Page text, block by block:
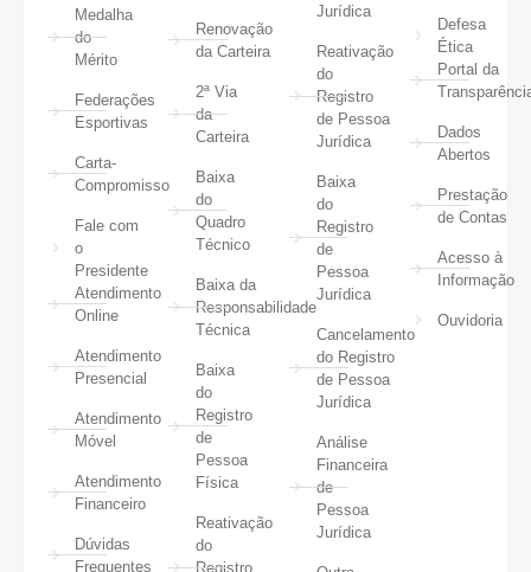
Medalha
do
Mérito
Federações
Esportivas
Carta-
Compromisso
Fale com
o
Presidente
Atendimento
Online
Atendimento
Presencial
Atendimento
Móvel
Atendimento
Financeiro
Dúvidas
Frequentes
Renovação
da Carteira
2ª Via
da
Carteira
Baixa
do
Quadro
Técnico
Baixa da
Responsabilidade
Técnica
Baixa
do
Registro
de
Pessoa
Física
Reativação
do
Registro
Jurídica
Reativação
do
Registro
de Pessoa
Jurídica
Baixa
do
Registro
de
Pessoa
Jurídica
Cancelamento
do Registro
de Pessoa
Jurídica
Análise
Financeira
de
Pessoa
Jurídica
Defesa
Ética
Portal da
Dados
Abertos
Prestação
de Contas
Acesso à
Informação
Ouvidoria